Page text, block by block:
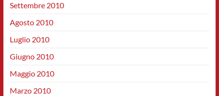
Settembre 2010
Agosto 2010
Luglio 2010
Giugno 2010
Maggio 2010
Marzo 2010